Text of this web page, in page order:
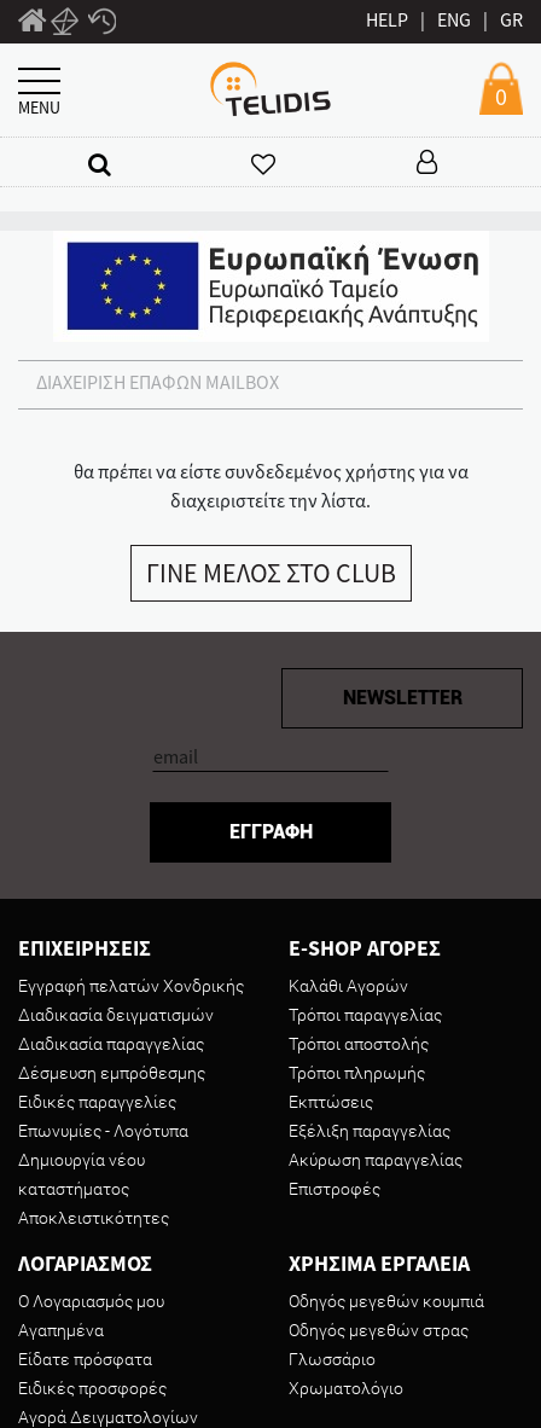
HELP | ENG | GR
MENU 0
ΔΙΑΧΕΙΡΙΣΗ ΕΠΑΦΩΝ MAILBOX
θα πρέπει να είστε συνδεδεμένος χρήστης για να
διαχειριστείτε την λίστα.
ΓΙΝΕ ΜΕΛΟΣ ΣΤΟ CLUB
NEWSLETTER
ΕΓΓΡΑΦΗ
ΕΠΙΧΕΙΡΗΣΕΙΣ
Εγγραφή πελατών Χονδρικής
Διαδικασία δειγματισμών
Διαδικασία παραγγελίας
Δέσμευση εμπρόθεσμης
Ειδικές παραγγελίες
Επωνυμίες - Λογότυπα
Δημιουργία νέου
καταστήματος
Αποκλειστικότητες
E-SHOP ΑΓΟΡΕΣ
Καλάθι Αγορών
Τρόποι παραγγελίας
Τρόποι αποστολής
Τρόποι πληρωμής
Εκπτώσεις
Εξέλιξη παραγγελίας
Ακύρωση παραγγελίας
Επιστροφές
ΛΟΓΑΡΙΑΣΜΟΣ
Ο Λογαριασμός μου
Αγαπημένα
Είδατε πρόσφατα
Ειδικές προσφορές
Αγορά Δειγματολογίων
ΧΡΗΣΙΜΑ ΕΡΓΑΛΕΙΑ
Οδηγός μεγεθών κουμπιά
Οδηγός μεγεθών στρας
Γλωσσάριο
Χρωματολόγιο